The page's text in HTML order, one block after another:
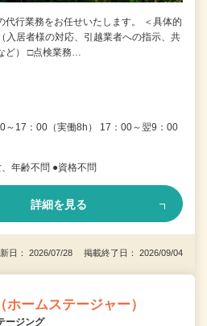
代行業務をお任せいたします。 ＜具体的
入居者様の対応、引越業者への指示、共
ど） □点検業務…
～17：00（実働8h） 17：00～翌9：00
年齢不問 ●資格不問
詳細を見る
日： 2026/07/28 掲載終了日： 2026/09/04
ームステージャー）
ージング